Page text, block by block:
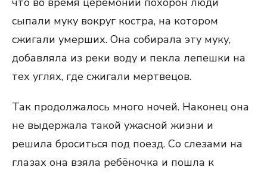
сыпали муку вокруг костра, на котором
сжигали умерших. Она собирала эту муку,
добавляла из реки воду и пекла лепешки на
тех углях, где сжигали мертвецов.
Так продолжалось много ночей. Наконец она
не выдержала такой ужасной жизни и
решила броситься под поезд. Со слезами на
глазах она взяла ребёночка и пошла к